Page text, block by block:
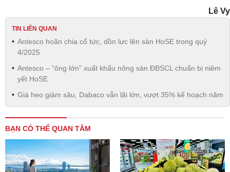
Lê Vy
TIN LIÊN QUAN
Antesco hoãn chia cổ tức, dồn lực lên sàn HoSE trong quý
4/2025
Antesco – “ông lớn” xuất khẩu nông sản ĐBSCL chuẩn bị niêm
yết HoSE
Giá heo giảm sâu, Dabaco vẫn lãi lớn, vượt 35% kế hoạch năm
BẠN CÓ THỂ QUAN TÂM